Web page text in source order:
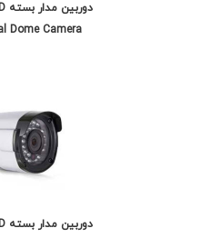
دوربین مدار بسته AHD مدل: LAV3200R
Dome Camera
دوربین مدار بسته AHD مدل: LAU3200R